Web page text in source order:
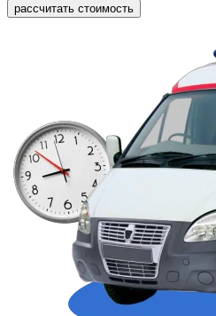
рассчитать стоимость